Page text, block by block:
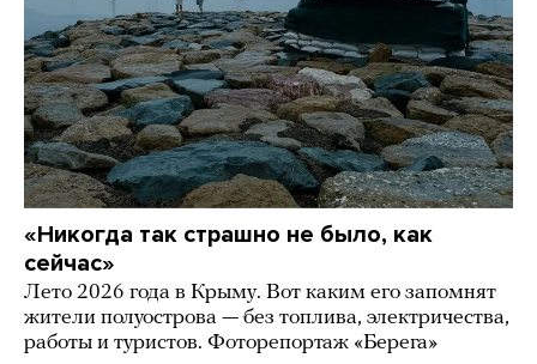
«Никогда так страшно не было, как
сейчас»
Лето 2026 года в Крыму. Вот каким его запомнят
жители полуострова — без топлива, электричества,
работы и туристов. Фоторепортаж «Берега»